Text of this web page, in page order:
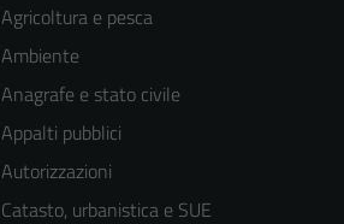
Agricoltura e pesca
Ambiente
Anagrafe e stato civile
Appalti pubblici
Autorizzazioni
Catasto, urbanistica e SUE